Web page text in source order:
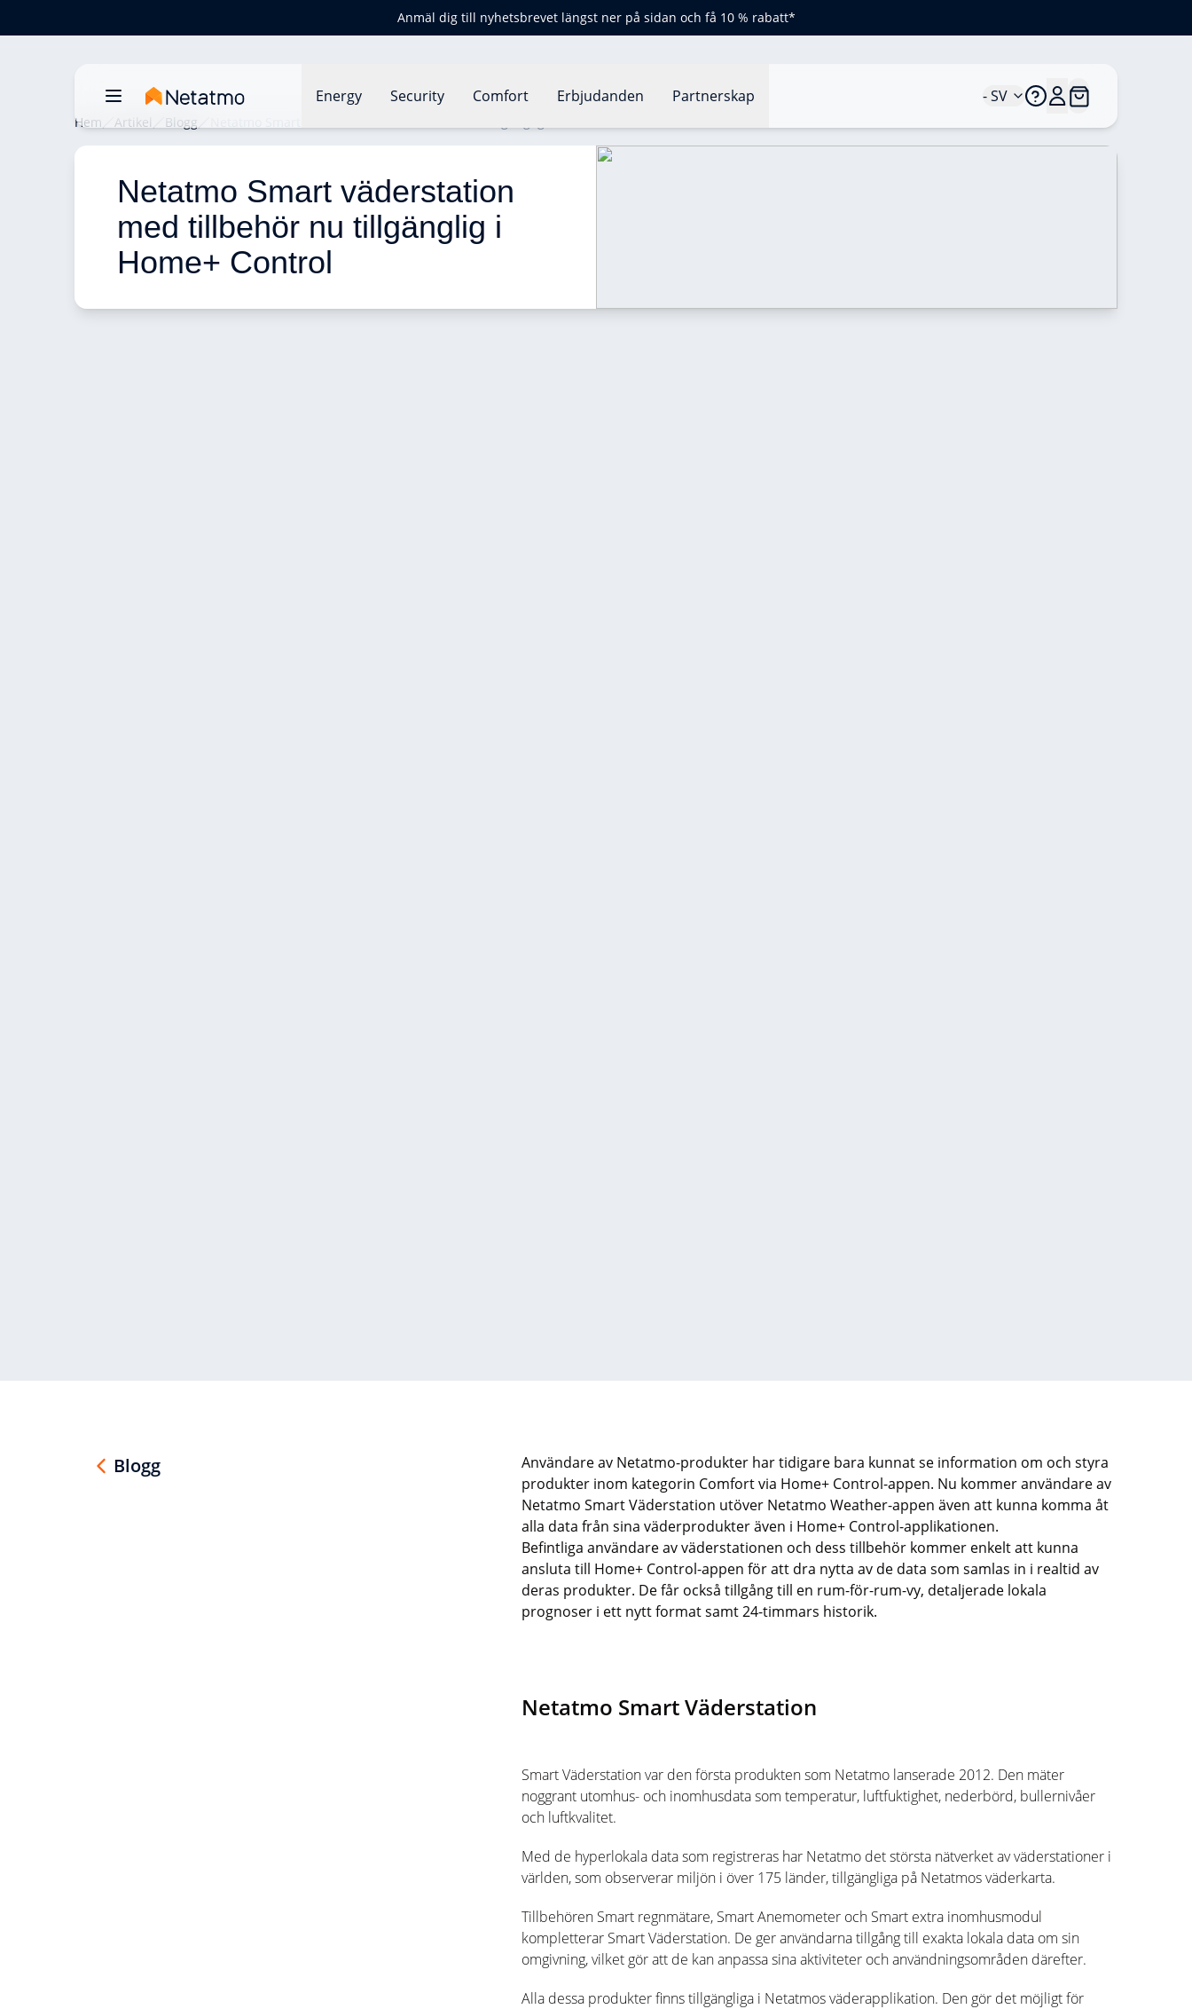
Anmäl dig till nyhetsbrevet längst ner på sidan och få 10 % rabatt*
Energy Security Comfort Erbjudanden Partnerskap - SV
Hem Artikel Blogg
Netatmo Smart väderstation
med tillbehör nu tillgänglig i
Home+ Control
Blogg Användare av Netatmo-produkter har tidigare bara kunnat se information om och styra
produkter inom kategorin Comfort via Home+ Control-appen. Nu kommer användare av
Netatmo Smart Väderstation utöver Netatmo Weather-appen även att kunna komma åt
alla data från sina väderprodukter även i Home+ Control-applikationen.
Befintliga användare av väderstationen och dess tillbehör kommer enkeltatt kunna
ansluta till Home+ Control-appen för att dra nytta av de data som samlas in i realtid av
deras produkter. De får också tillgång till en rum-för-rum-vy, detaljerade lokala
prognoser i ett nyttformat samt24-timmars historik.
Netatmo Smart Väderstation
Smart Väderstation var den första produkten som Netatmo lanserade 2012. Den mäter
noggrant utomhus- och inomhusdata som temperatur, luftfuktighet, nederbörd, bullernivåer
och luftkvalitet.
Med de hyperlokala data som registreras har Netatmo det största nätverket av väderstationer i
världen, som observerar miljön i över 175 länder, tillgängliga på Netatmosväderkarta.
Tillbehören Smart regnmätare, Smart Anemometer och Smart extra inomhusmodul
kompletterar Smart Väderstation. De ger användarna tillgång till exakta lokala data om sin
omgivning, vilket gör att de kan anpassa sina aktiviteter och användningsområden därefter.
Alla dessa produkter finns tillgängliga i Netatmosväderapplikation. Den gör det möjligt för